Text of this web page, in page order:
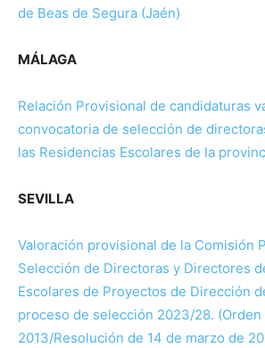
de Beas de Segura (Jaén)
MÁLAGA
Relación Provisional de candidaturas
convocatoria de selección de
las Residencias Escolares de la
SEVILLA
Valoración provisional de la Comisión
Selección de Directoras y Directores
Escolares de Proyectos de Dirección
proceso de selección 2023/28.
2013/Resolución de 14 de marzo de